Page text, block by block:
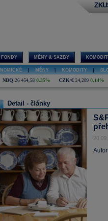
MĚNY & SAZBY
MĚNY KOMODITY
NDQ 26 454,58 0,35% CZK/€ 24,209 0,14%
Detail - články